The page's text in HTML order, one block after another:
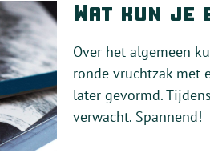
Wat kun je
Over het algemeen
ronde vruchtzak met
later gevormd.
verwacht. Spannend!